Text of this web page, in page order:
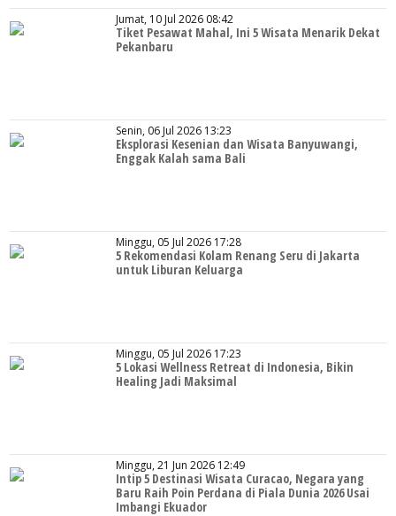
Jumat, 10 Jul 2026 08:42
Tiket Pesawat Mahal, Ini 5 Wisata Menarik Dekat
Pekanbaru
Senin, 06 Jul 2026 13:23
Eksplorasi Kesenian dan Wisata Banyuwangi,
Enggak Kalah sama Bali
Minggu, 05 Jul 2026 17:28
5 Rekomendasi Kolam Renang Seru di Jakarta
untuk Liburan Keluarga
Minggu, 05 Jul 2026 17:23
5 Lokasi Wellness Retreat di Indonesia, Bikin
Healing Jadi Maksimal
Minggu, 21 Jun 2026 12:49
Intip 5 Destinasi Wisata Curacao, Negara yang
Baru Raih Poin Perdana di Piala Dunia 2026 Usai
Imbangi Ekuador